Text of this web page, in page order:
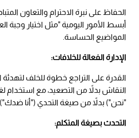
الحفاظ على نبرة الاحترام والتعاون
أبسط الأمور اليومية "مثل اختيار وجبة
المواضيع الحساسة.
الإدارة الفعالة للخلافات:
القدرة على التراجع خطوة للخلف لتهدئة
النقاش بدلاً من التصعيد، مع استخدام
"نحن") بدلاً من صيغة التحدي ("أنا
التحدث بصيغة المتكلم: